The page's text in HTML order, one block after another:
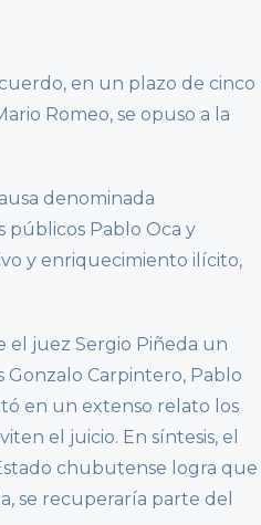
en un plazo de cinco
Romeo, se opuso a la
denominada
públicos Pablo Oca y
y enriquecimiento ilícito,
el juez Sergio Piñeda un
Carpintero, Pablo
en un extenso relato los
el juicio. En síntesis, el
chubutense logra que
se recuperaría parte del